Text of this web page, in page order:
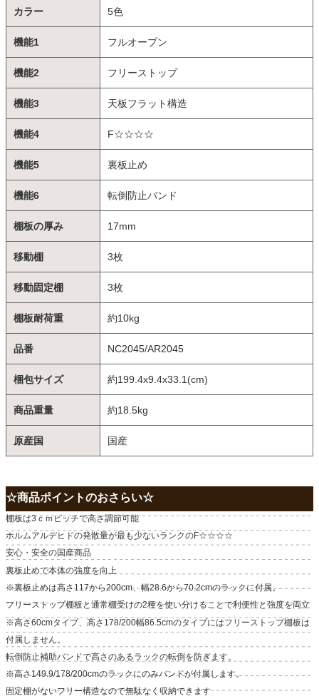
カラー 5色
機能1 フルオープン
機能2 フリーストップ
機能3 天板フラット構造
機能4 F☆☆☆☆
機能5 裏板止め
機能6 転倒防止バンド
棚板の厚み 17mm
移動棚 3枚
移動固定棚 3枚
棚板耐荷重 約10kg
品番 NC2045/AR2045
梱包サイズ 約199.4x9.4x33.1(cm)
商品重量 約18.5kg
原産国 国産
☆商品ポイントのおさらい☆
棚板は3ｃｍピッチで高さ調節可能
ホルムアルデヒドの発散量が最も少ないランクのF☆☆☆☆
安心・安全の国産商品
裏板止めで本体の強度を向上
※裏板止めは高さ117から200cm、幅28.6から70.2cmのラックに付属。
フリーストップ棚板と通常棚受けの2種を使い分けることで利便性と強度を両立
※高さ60cmタイプ、高さ178/200幅86.5cmのタイプにはフリーストップ棚板は
付属しません。
転倒防止補助バンドで高さのあるラックの転倒を防ぎます。
※高さ149.9/178/200cmのラックにのみバンドが付属します。
固定棚がないフリー構造なので無駄なく収納できます